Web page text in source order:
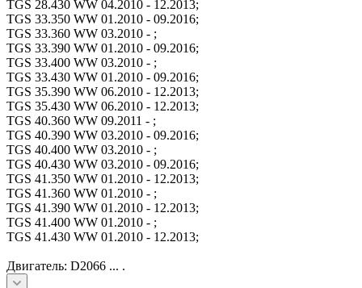
TGS 28.430 WW 04.2010 - 12.2013;
TGS 33.350 WW 01.2010 - 09.2016;
TGS 33.360 WW 03.2010 - ;
TGS 33.390 WW 01.2010 - 09.2016;
TGS 33.400 WW 03.2010 - ;
TGS 33.430 WW 01.2010 - 09.2016;
TGS 35.390 WW 06.2010 - 12.2013;
TGS 35.430 WW 06.2010 - 12.2013;
TGS 40.360 WW 09.2011 - ;
TGS 40.390 WW 03.2010 - 09.2016;
TGS 40.400 WW 03.2010 - ;
TGS 40.430 WW 03.2010 - 09.2016;
TGS 41.350 WW 01.2010 - 12.2013;
TGS 41.360 WW 01.2010 - ;
TGS 41.390 WW 01.2010 - 12.2013;
TGS 41.400 WW 01.2010 - ;
TGS 41.430 WW 01.2010 - 12.2013;
Двигатель: D2066 ... .